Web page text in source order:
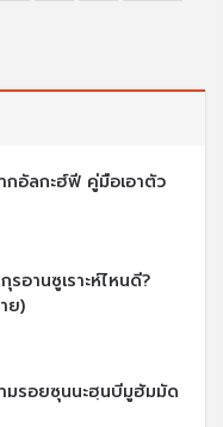
อัลกะฮ์ฟี คู่มือเอาตัว
อานซูเราะห์ไหนดี?
ย)
มรอยซุนนะฮฺนบีมูฮัมมัด